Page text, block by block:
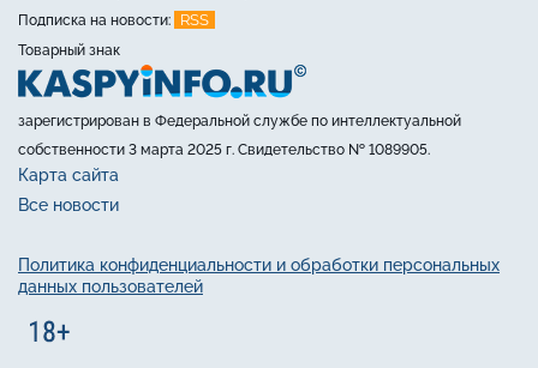
Подписка на новости:
RSS
Товарный знак
зарегистрирован в Федеральной службе по интеллектуальной
собственности 3 марта 2025 г. Свидетельство № 1089905.
Карта сайта
Все новости
Политика конфиденциальности и обработки персональных
данных пользователей